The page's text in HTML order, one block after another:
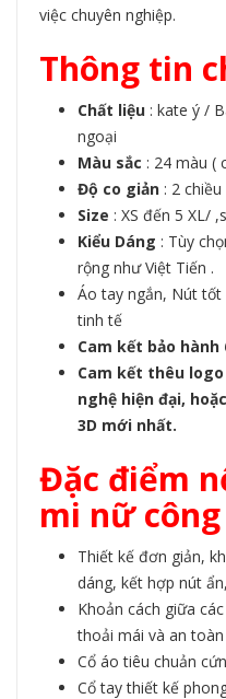
việc chuyên nghiệp.
Thông tin
Chất liệu : kate ý /
ngoại
Màu sắc : 24 màu (
Độ co giản : 2 chiều
Size : XS đến 5 XL/
Kiểu Dáng : Tùy
rộng như Việt Tiến .
Áo tay ngắn, Nút tốt
tinh tế
Cam kết bảo hành
Cam kết thêu
nghệ hiện đại,
3D mới nhất.
Đặc điểm
mi nữ công
Thiết kế đơn giản,
dáng, kết hợp nút
Khoản cách giữa
thoải mái và an
Cổ áo tiêu chuản
Cổ tay thiết kế